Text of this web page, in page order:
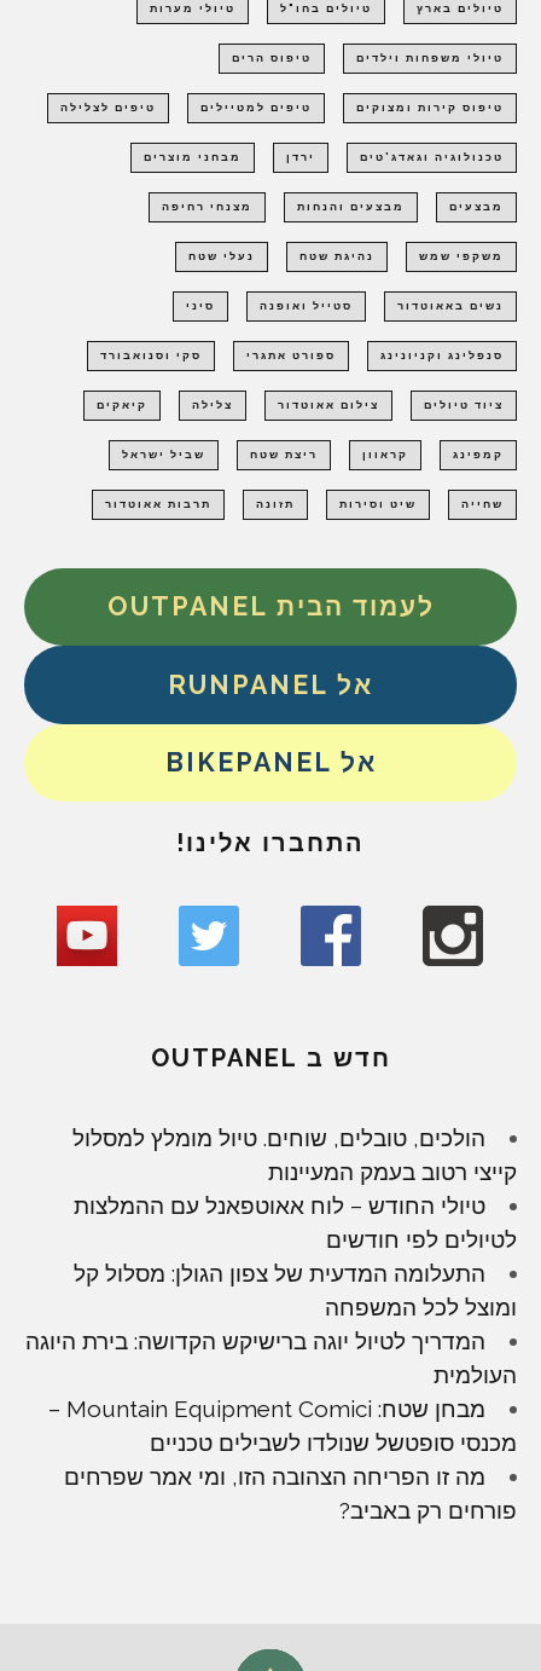
טיולים בארץ טיולים בחו"ל טיולי מערות
טיולי משפחות וילדים טיפוס הרים
טיפוס קירות ומצוקים טיפים למטיילים טיפים לצלילה
טכנולוגיה וגאדג'טים ירדן מבחני מוצרים
מבצעים מבצעים והנחות מצנחי רחיפה
משקפי שמש נהיגת שטח נעלי שטח
נשים באאוטדור סטייל ואופנה סיני
סנפלינג וקניונינג ספורט אתגרי סקי וסנואבורד
ציוד טיולים צילום אאוטדור צלילה קיאקים
קמפינג קראוון ריצת שטח שביל ישראל
שחייה שיט וסירות תזונה תרבות אאוטדור
לעמוד הבית OUTPANEL
אל RUNPANEL
אל BIKEPANEL
התחברו אלינו!
חדש ב OUTPANEL
הולכים, טובלים, שוחים. טיול מומלץ למסלול
קייצי רטוב בעמק המעיינות
טיולי החודש – לוח אאוטפאנל עם ההמלצות
לטיולים לפי חודשים
התעלומה המדעית של צפון הגולן: מסלול קל
ומוצל לכל המשפחה
המדריך לטיול יוגה ברישיקש הקדושה: בירת היוגה
העולמית
מבחן שטח: Mountain Equipment Comici –
מכנסי סופטשל שנולדו לשבילים טכניים
מה זו הפריחה הצהובה הזו, ומי אמר שפרחים
פורחים רק באביב?